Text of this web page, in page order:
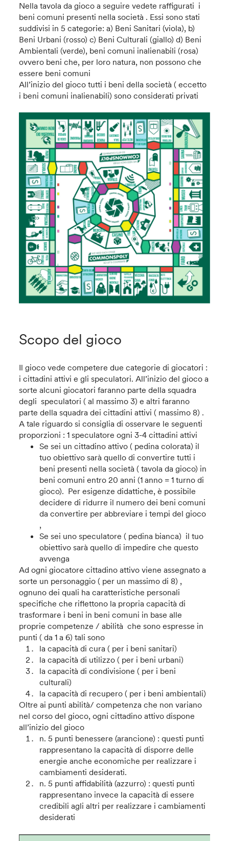
Nella tavola da gioco a seguire vedete raffigurati i
beni comuni presenti nella società . Essi sono stati
suddivisi in 5 categorie: a) Beni Sanitari (viola), b)
Beni Urbani (rosso) c) Beni Culturali (giallo) d) Beni
Ambientali (verde), beni comuni inalienabili (rosa)
ovvero beni che, per loro natura, non possono che
essere beni comuni
All’inizio del gioco tutti i beni della società ( eccetto
i beni comuni inalienabili) sono considerati privati
Scopo del gioco
Il gioco vede competere due categorie di giocatori :
i cittadini attivi e gli speculatori. All’inizio del gioco a
sorte alcuni giocatori faranno parte della squadra
degli speculatori ( al massimo 3) e altri faranno
parte della squadra dei cittadini attivi ( massimo 8) .
A tale riguardo si consiglia di osservare le seguenti
proporzioni : 1 speculatore ogni 3-4 cittadini attivi
Se sei un cittadino attivo ( pedina colorata) il
tuo obiettivo sarà quello di convertire tutti i
beni presenti nella società ( tavola da gioco) in
beni comuni entro 20 anni (1 anno = 1 turno di
gioco). Per esigenze didattiche, è possibile
decidere di ridurre il numero dei beni comuni
da convertire per abbreviare i tempi del gioco
,
Se sei uno speculatore ( pedina bianca) il tuo
obiettivo sarà quello di impedire che questo
avvenga
Ad ogni giocatore cittadino attivo viene assegnato a
sorte un personaggio ( per un massimo di 8) ,
ognuno dei quali ha caratteristiche personali
specifiche che riflettono la propria capacità di
trasformare i beni in beni comuni in base alle
proprie competenze / abilità che sono espresse in
punti ( da 1 a 6) tali sono
la capacità di cura ( per i beni sanitari)
la capacità di utilizzo ( per i beni urbani)
la capacità di condivisione ( per i beni
culturali)
la capacità di recupero ( per i beni ambientali)
Oltre ai punti abilità/ competenza che non variano
nel corso del gioco, ogni cittadino attivo dispone
all’inizio del gioco
n. 5 punti benessere (arancione) : questi punti
rappresentano la capacità di disporre delle
energie anche economiche per realizzare i
cambiamenti desiderati.
n. 5 punti affidabilità (azzurro) : questi punti
rappresentano invece la capacità di essere
credibili agli altri per realizzare i cambiamenti
desiderati